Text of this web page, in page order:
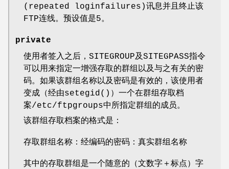
(repeated loginfailures)讯息并且终止该
FTP连线。预设值是5。
private
使用者签入之后，SITEGROUP及SITEGPASS指令
可以用来指定一增强存取的群组以及与之有关的密
码。如果该群组名称以及密码是有效的，该使用者
变成（经由setegid()）一个在群组存取档
案/etc/ftpgroups中所指定群组的成员。
该群组存取档案的格式是：
存取群组名称：经编码的密码：真实群组名称
其中的存取群组是一个随意的（文数字＋标点）字